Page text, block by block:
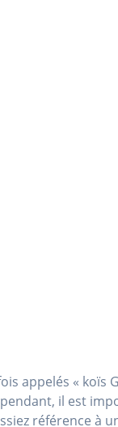
appelés « koïs
il est
référence à